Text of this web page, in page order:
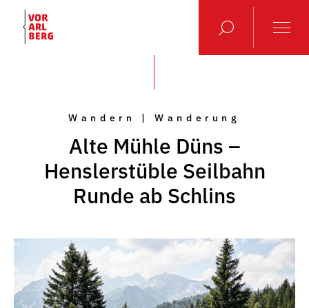
Wandern | Wanderung
Alte Mühle Düns –
Henslerstüble Seilbahn
Runde ab Schlins